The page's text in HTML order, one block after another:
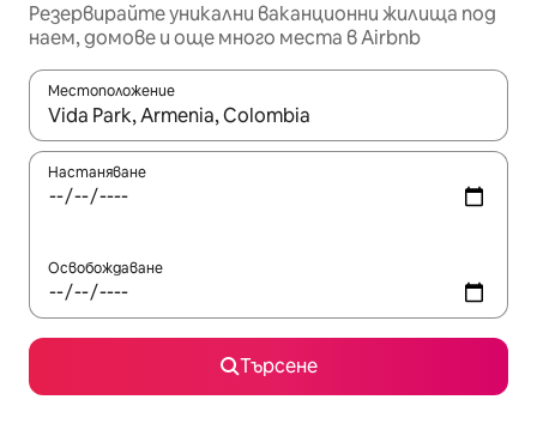
Резервирайте уникални ваканционни жилища под
наем, домове и още много места в Airbnb
Местоположение
Когато резултатите се покажат, използвайте
Настаняване
Освобождаване
Търсене